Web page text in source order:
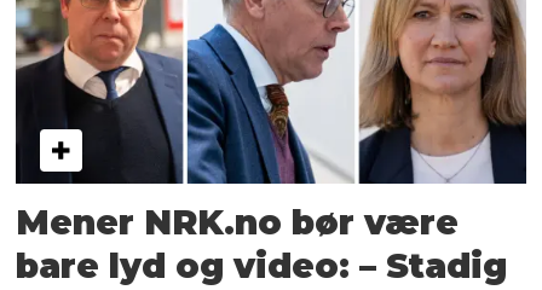
Mener NRK.no bør være
bare lyd og video: – Stadig